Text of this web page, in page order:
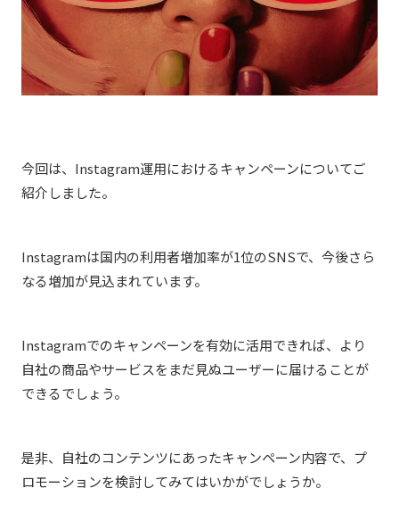
今回は、Instagram運用におけるキャンペーンについてご
紹介しました。
Instagramは国内の利用者増加率が1位のSNSで、今後さら
なる増加が見込まれています。
Instagramでのキャンペーンを有効に活用できれば、より
自社の商品やサービスをまだ見ぬユーザーに届けることが
できるでしょう。
是非、自社のコンテンツにあったキャンペーン内容で、プ
ロモーションを検討してみてはいかがでしょうか。